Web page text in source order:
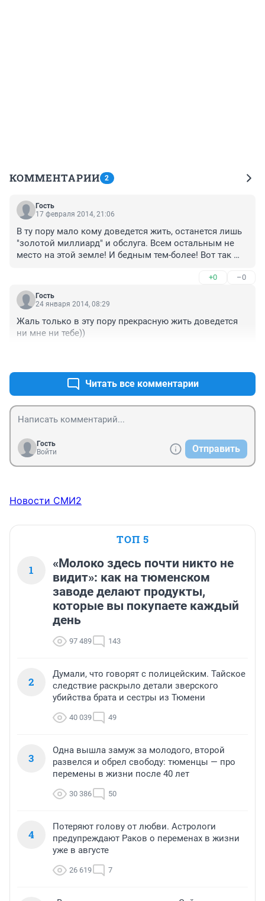
КОММЕНТАРИИ 2
Гость
17 февраля 2014, 21:06
В ту пору мало кому доведется жить, останется лишь
"золотой миллиард" и обслуга. Всем остальным не
место на этой земле! И бедным тем-более! Вот так
+0 –0
Гость
24 января 2014, 08:29
Жаль только в эту пору прекрасную жить доведется
ни мне ни тебе))
Читать все комментарии
Гость
Войти
Отправить
Новости СМИ2
ТОП 5
1
«Молоко здесь почти никто не
видит»: как на тюменском
заводе делают продукты,
которые вы покупаете каждый
день
97 489 143
2
Думали, что говорят с полицейским. Тайское
следствие раскрыло детали зверского
убийства брата и сестры из Тюмени
40 039 49
3
Одна вышла замуж за молодого, второй
развелся и обрел свободу: тюменцы — про
перемены в жизни после 40 лет
30 386 50
4
Потеряют голову от любви. Астрологи
предупреждают Раков о переменах в жизни
уже в августе
26 619 7